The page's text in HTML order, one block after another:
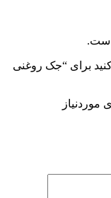
است.
برای “جک روغنی